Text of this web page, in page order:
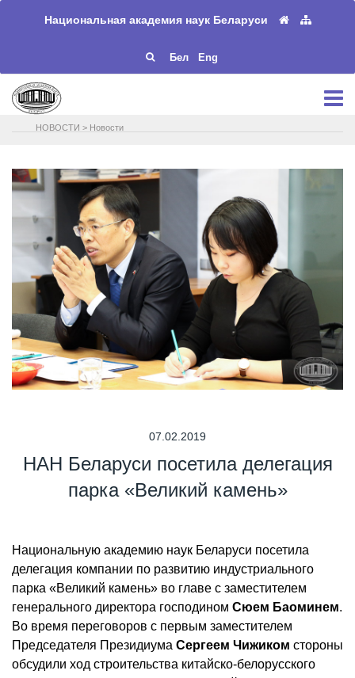
Национальная академия наук Беларуси
Бел Eng
НОВОСТИ > Новости
07.02.2019
НАН Беларуси посетила делегация
парка «Великий камень»
Национальную академию наук Беларуси посетила
делегация компании по развитию индустриального
парка «Великий камень» во главе с заместителем
генерального директора господином Сюем Баоминем.
Во время переговоров с первым заместителем
Председателя Президиума Сергеем Чижиком стороны
обсудили ход строительства китайско-белорусского